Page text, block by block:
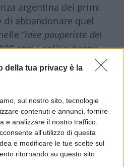
della tua privacy è la
sul nostro sito, tecnologie
contenuti e annunci, fornire
e analizzare il nostro traffico.
all'utilizzo di questa
e modificare le tue scelte sul
ritornando su questo sito
argentina dei primi
di abbandonare quel
“idee pauperiste del
anni i politici hanno
modello che ha generato
e miseria
scelto da Milei per
da lui
presidente non si
all’esperienza
predecessori, al